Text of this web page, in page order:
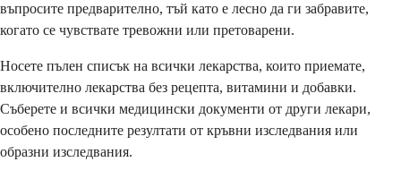
въпросите предварително, тъй като е лесно да ги забравите,
когато се чувствате тревожни или претоварени.
Носете пълен списък на всички лекарства, които приемате,
включително лекарства без рецепта, витамини и добавки.
Съберете и всички медицински документи от други лекари,
особено последните резултати от кръвни изследвания или
образни изследвания.